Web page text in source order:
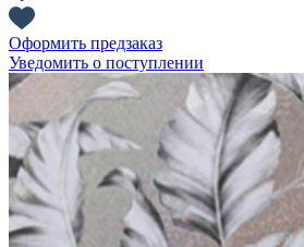
Оформить предзаказ
Уведомить о поступлении